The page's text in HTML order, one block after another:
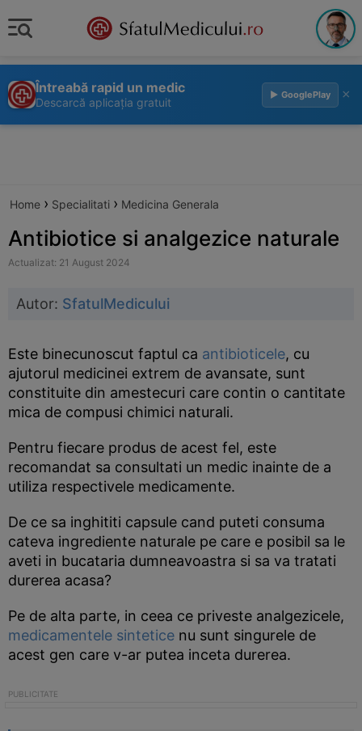
Întreabă rapid un medic
Descarcă aplicația gratuit
▶ GooglePlay ×
Home › Specialitati › Medicina Generala
Antibiotice si analgezice naturale
Actualizat: 21 August 2024
Autor: SfatulMedicului
Este binecunoscut faptul ca antibioticele, cu
ajutorul medicinei extrem de avansate, sunt
constituite din amestecuri care contin o cantitate
mica de compusi chimici naturali.
Pentru fiecare produs de acest fel, este
recomandat sa consultati un medic inainte de a
utiliza respectivele medicamente.
De ce sa inghititi capsule cand puteti consuma
cateva ingrediente naturale pe care e posibil sa le
aveti in bucataria dumneavoastra si sa va tratati
durerea acasa?
Pe de alta parte, in ceea ce priveste analgezicele,
medicamentele sintetice nu sunt singurele de
acest gen care v-ar putea inceta durerea.